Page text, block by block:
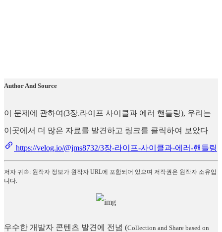
Author And Source
이 문제에 관하여(3장.라이프 사이클과 에러 핸들링), 우리는
이곳에서 더 많은 자료를 발견하고 링크를 클릭하여 보았다
https://velog.io/@jms8732/3장-라이프-사이클과-에러-핸들링
저자 귀속: 원작자 정보가 원작자 URL에 포함되어 있으며 저작권은 원작자 소유입
니다.
우수한 개발자 콘텐츠 발견에 전념 (Collection and Share based on